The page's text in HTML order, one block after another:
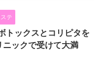
テ
トックスとコリピタを
ニックで受けて大満